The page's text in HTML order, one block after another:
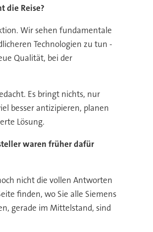
die Reise?
Wir sehen fundamentale
Technologien zu tun -
Qualität, bei der
Es bringt nichts, nur
besser antizipieren, planen
Lösung.
waren früher dafür
nicht die vollen Antworten
finden, wo Sie alle Siemens
gerade im Mittelstand, sind